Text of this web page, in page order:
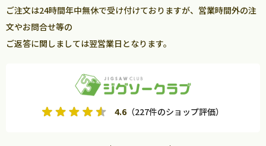
ご注文は24時間年中無休で受け付けておりますが、営業時間外の注
文やお問合せ等の
ご返答に関しましては翌営業日となります。
4.6 （227件のショップ評価）